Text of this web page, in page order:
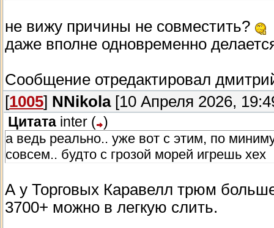
не вижу причины не совместить?
даже вполне одновременно
Сообщение отредактировал
[1005] NNikola[10 Апреля 2026,
Цитата inter ( )
а ведь реально.. уже вот с этим, по
совсем.. будто с грозой морей игрешь хех
А у Торговых Каравелл трюм
3700+ можно в легкую слить.